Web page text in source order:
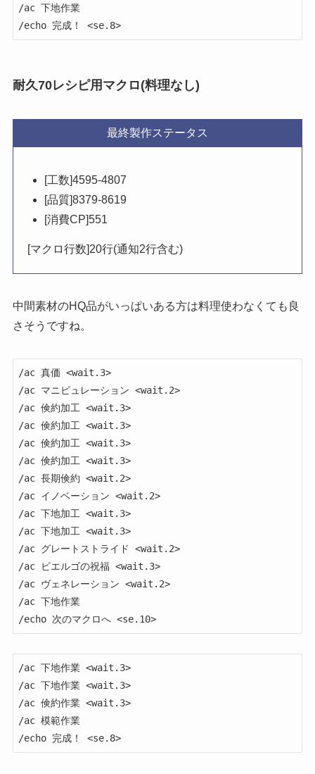
/ac 下地作業
/echo 完成！ <se.8>
耐久70レシピ用マクロ(料理なし)
最終製作ステータス
[工数]4595-4807
[品質]8379-8619
[消費CP]551
[マクロ行数]20行(通知2行含む)
中間素材のHQ品がいっぱいある方は料理使わなくても良
さそうですね。
/ac 真価 <wait.3>
/ac マニピュレーション <wait.2>
/ac 倹約加工 <wait.3>
/ac 倹約加工 <wait.3>
/ac 倹約加工 <wait.3>
/ac 倹約加工 <wait.3>
/ac 長期倹約 <wait.2>
/ac イノベーション <wait.2>
/ac 下地加工 <wait.3>
/ac 下地加工 <wait.3>
/ac グレートストライド <wait.2>
/ac ビエルゴの祝福 <wait.3>
/ac ヴェネレーション <wait.2>
/ac 下地作業
/echo 次のマクロへ <se.10>
/ac 下地作業 <wait.3>
/ac 下地作業 <wait.3>
/ac 倹約作業 <wait.3>
/ac 模範作業
/echo 完成！ <se.8>